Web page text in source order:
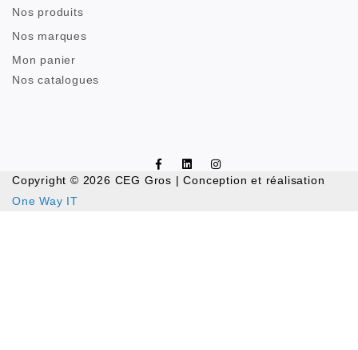
Nos produits
Nos marques
Mon panier
Nos catalogues
Copyright © 2026 CEG Gros | Conception et réalisation
One Way IT